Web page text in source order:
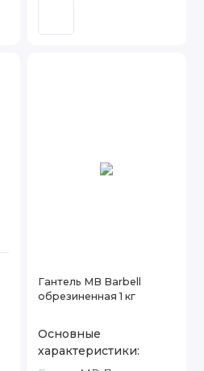
Гантель MB Barbell
обрезиненная 1 кг
Основные
характеристики: